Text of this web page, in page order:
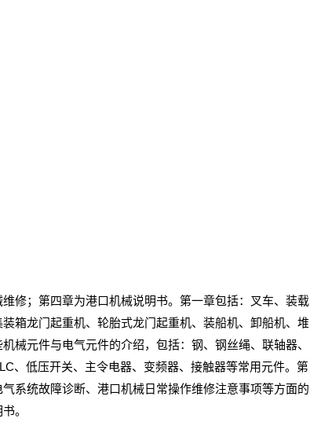
修；第四章为港口机械说明书。第一章包括：叉车、装载
箱龙门起重机、轮胎式龙门起重机、装船机、卸船机、堆
械元件与电气元件的介绍，包括：钢、钢丝绳、联轴器、
、低压开关、主令电器、变频器、接触器等常用元件。第
系统故障诊断、港口机械日常操作维修注意事项等方面的
。